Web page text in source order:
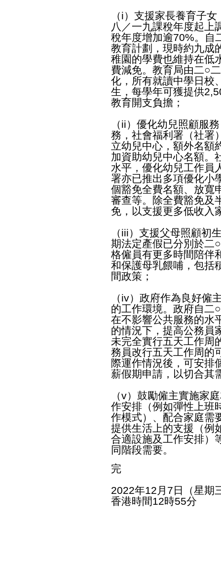
（i）支援家長養育子
八／一九課稅年度起上
稅年度增加逾70%。自
教育計劃，現時約九成
稚園的學費也維持在低
費減免。教育局由二○
化，所有就讀中學日校
生，每學年可獲提供
教育開支負擔；
（ii）優化幼兒照顧服
務，社會福利署（社署
立幼兒中心，額外名額
加資助幼兒中心名額。
水平，優化幼兒工作員
署亦已推出多項優化小
個豁免全費名額、放寬
審查等。除全費豁免及
免，以支援更多低收入
（iii）支援父母照顧初
期法定產假已分別於二
格僱員有更多時間陪伴
和保護母乳餵哺，包括
間政策；
（iv）政府作為良好僱
的工作環境。政府自二
在不影響公共服務的水
的情況下，提高公務員
未完全實行五天工作周
務員改行五天工作周的
際運作情況後，可安排
薪假期申請，以切合其
（v）鼓勵僱主實施家
作安排（例如彈性上班
作模式）、配合家庭需
提供生活上的支援（例
合適設施及工作安排）
同階段需要。
完
2022年12月7日（星期
香港時間12時55分